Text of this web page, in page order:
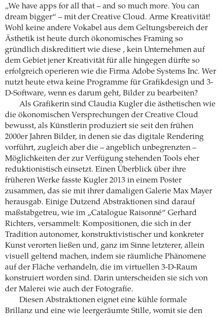
„We have apps for all that – and so much more. You can
dream bigger“ – mit der Creative Cloud. Arme Kreativität!
Wohl keine andere Vokabel aus dem Geltungsbereich der
Ästhetik ist heute durch ökonomisches Framing so
gründlich diskreditiert wie diese , kein Unternehmen auf
dem Gebiet jener Kreativität für alle hingegen dürfte so
erfolgreich operieren wie die Firma Adobe Systems Inc. Wer
nutzt heute etwa keine Programme für Grafikdesign und 3-
D-Software, wenn es darum geht, Bilder zu bearbeiten?
Als Grafikerin sind Claudia Kugler die ästhetischen wie
die ökonomischen Versprechungen der Creative Cloud
bewusst, als Künstlerin produziert sie seit den frühen
2000er Jahren Bilder, in denen sie das digitale Rendering
vorführt, zugleich aber die – angeblich unbegrenzten –
Möglichkeiten der zur Verfügung stehenden Tools eher
reduktionistisch einsetzt. Einen Überblick über ihre
früheren Werke fasste Kugler 2013 in einem Poster
zusammen, das sie mit ihrer damaligen Galerie Max Mayer
herausgab. Einige Dutzend Abstraktionen sind darauf
maßstabgetreu, wie im „Catalogue Raisonné“ Gerhard
Richters, versammelt: Kompositionen, die sich in der
Tradition autonomer, konstruktivistischer und konkreter
Kunst verorten ließen und, ganz im Sinne letzterer, allein
visuell geltend machen, indem sie räumliche Phänomene
auf der Fläche verhandeln, die im virtuellen 3-D-Raum
konstruiert worden sind. Darin unterscheiden sie sich von
der Malerei wie auch der Fotografie.
Diesen Abstraktionen eignet eine kühle formale
Brillanz und eine wie leergeräumte Stille, womit sie den